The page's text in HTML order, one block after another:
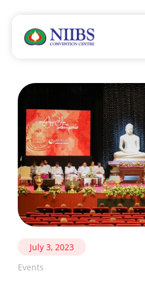
July 3, 2023
Events